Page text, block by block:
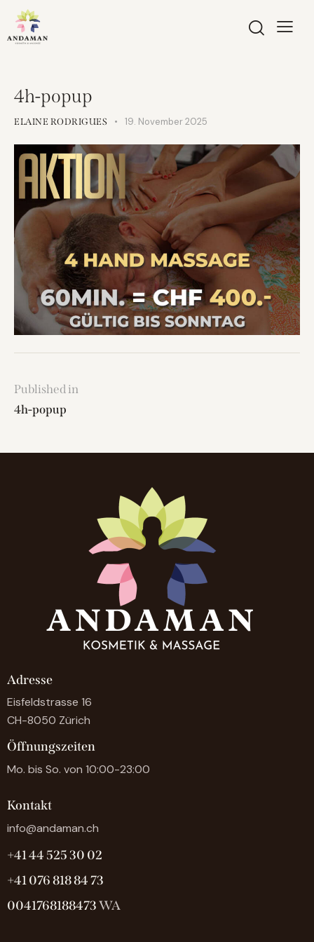
4h-popup
ELAINE RODRIGUES 19. November 2025
Published in
4h-popup
Adresse
Eisfeldstrasse 16
CH-8050 Zürich
Öffnungszeiten
Mo. bis So. von 10:00-23:00
Kontakt
info@andaman.ch
+41 44 525 30 02
+41 076 818 84 73
0041768188473WA